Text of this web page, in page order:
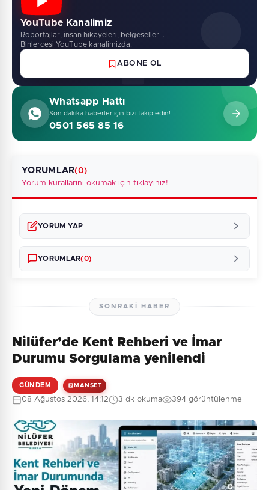
YouTube Kanalimiz
Roportajlar, insan hikayeleri, belgeseller...
Binlercesi YouTube kanalimizda.
ABONE OL
Whatsapp Hattı
Son dakika haberler için bizi takip edin!
0501 565 85 16
YORUMLAR(0)
Yorum kurallarını okumak için tıklayınız!
YORUM YAP
Güvenlik Sorusu:
7 + 6 = ?
YORUMLAR(0)
Henüz yorum yapılmamış. İlk yorumu siz yapın!
SONRAKI HABER
Nilüfer’de Kent Rehberi ve İmar
Durumu Sorgulama yenilendi
GÜNDEM MANŞET
08 Ağustos 2026, 14:12 3 dk okuma 394 görüntülenme